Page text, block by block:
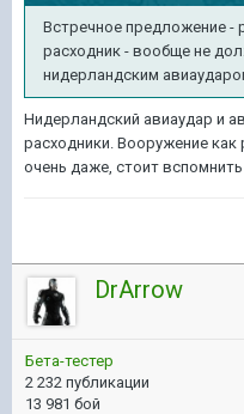
Встречное предложение -
расходник - вообще не
нидерландским
Нидерландский авиаудар и
расходники. Вооружение как
очень даже, стоит
DrArrow
Бета-тестер
2 232 публикации
13 981 бой